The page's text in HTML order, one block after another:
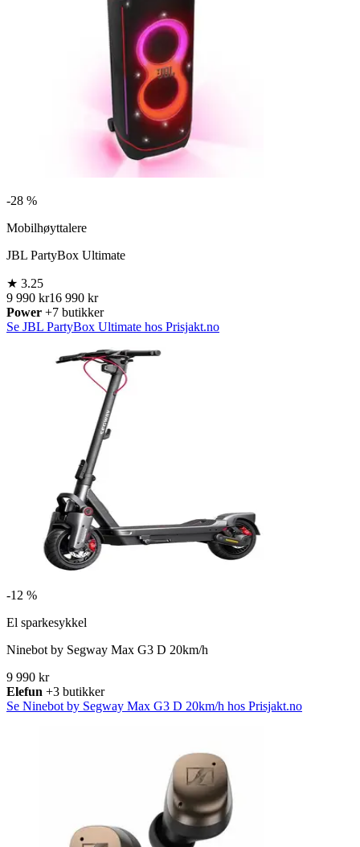
-28 %
Mobilhøyttalere
JBL PartyBox Ultimate
★ 3.25
9 990 kr16 990 kr
Power +7 butikker
Se JBL PartyBox Ultimate hos Prisjakt.no
-12 %
El sparkesykkel
Ninebot by Segway Max G3 D 20km/h
9 990 kr
Elefun +3 butikker
Se Ninebot by Segway Max G3 D 20km/h hos Prisjakt.no